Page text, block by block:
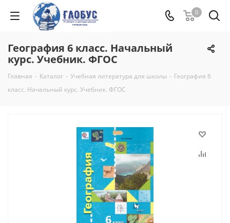
0
География 6 класс. Начальный
курс. Учебник. ФГОС
Главная - Каталог - Учебная литература для школы - География 6
класс. Начальный курс. Учебник. ФГОС